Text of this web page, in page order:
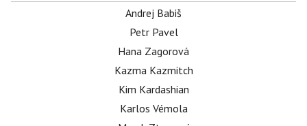
Andrej Babiš
Petr Pavel
Hana Zagorová
Kazma Kazmitch
Kim Kardashian
Karlos Vémola